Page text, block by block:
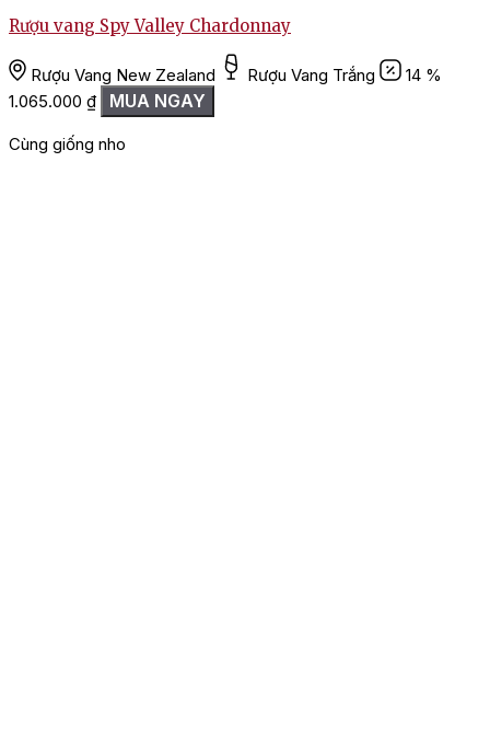
Rượu vang Spy Valley Chardonnay
Rượu Vang New Zealand Rượu Vang Trắng
14 %
1.065.000 ₫ MUA NGAY
Cùng giống nho